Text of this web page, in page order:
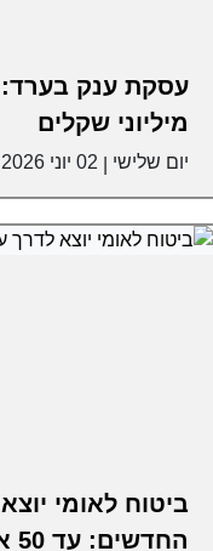
עסקת ענק
מיליוני שקלים
יום שלישי 02 יוני 2026
ביטוח לאומי
החדשים: עד 50 אלף שקל